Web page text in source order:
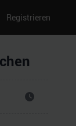
Registrieren